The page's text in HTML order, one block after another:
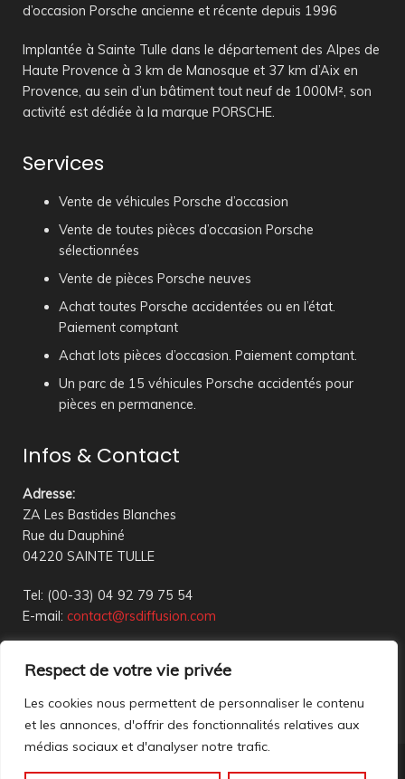
Respect de votre vie privée
Les cookies nous permettent de personnaliser le contenu
et les annonces, d'offrir des fonctionnalités relatives aux
médias sociaux et d'analyser notre trafic.
d’occasion Porsche ancienne et récente depuis 1996
Implantée à Sainte Tulle dans le département des Alpes de
Haute Provence à 3 km de Manosque et 37 km d’Aix en
Provence, au sein d’un bâtiment tout neuf de 1000M², son
activité est dédiée à la marque PORSCHE.
Services
Vente de véhicules Porsche d’occasion
Vente de toutes pièces d’occasion Porsche
sélectionnées
Vente de pièces Porsche neuves
Achat toutes Porsche accidentées ou en l’état.
Paiement comptant
Achat lots pièces d’occasion. Paiement comptant.
Un parc de 15 véhicules Porsche accidentés pour
pièces en permanence.
Infos & Contact
Adresse:
ZA Les Bastides Blanches
Rue du Dauphiné
04220 SAINTE TULLE
Tel: (00-33) 04 92 79 75 54
E-mail: contact@rsdiffusion.com
18h00
Réception en magasin sur rendez-vous uniquement
Nous contacter